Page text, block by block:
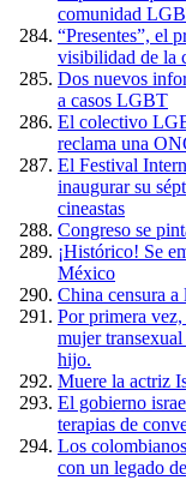
comunidad
“Presentes”, el
visibilidad de la
Dos nuevos
a casos LGBT
El colectivo
reclama una
El Festival
inaugurar su
cineastas
Congreso se
¡Histórico! Se
México
China censura a
Por primera
mujer
hijo.
Muere la actriz
El gobierno
terapias de
Los
con un legado